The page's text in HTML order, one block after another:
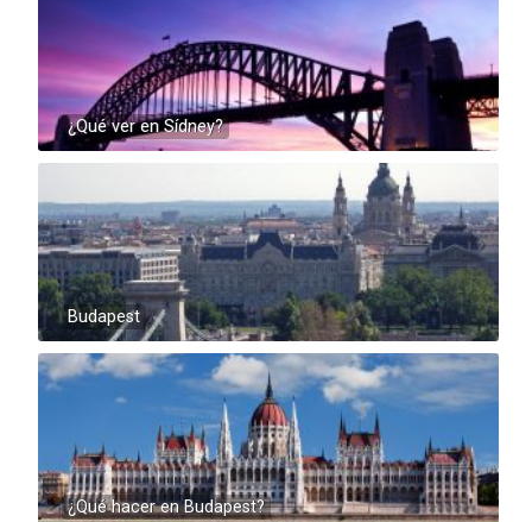
¿Qué ver en Sídney?
Budapest
¿Qué hacer en Budapest?